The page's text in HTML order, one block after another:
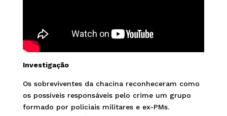
Investigação
Os sobreviventes da chacina reconheceram como
os possíveis responsáveis pelo crime um grupo
formado por policiais militares e ex-PMs.